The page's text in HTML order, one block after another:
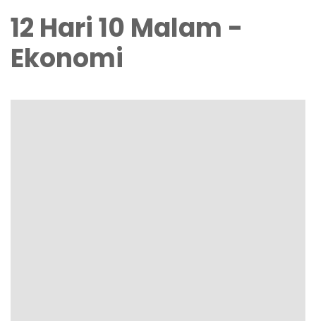
12 Hari 10 Malam -
Ekonomi